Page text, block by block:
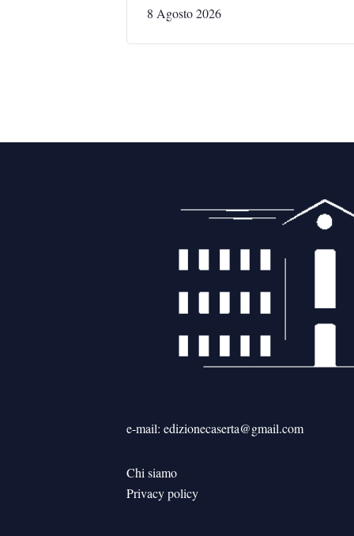
8 Agosto 2026
e-mail: edizionecaserta@gmail.com
Chi siamo
Privacy policy